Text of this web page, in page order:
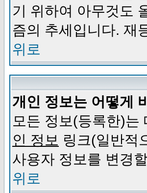
기 위하여 아무것도
즘의 추세입니다. 재
위로
개인 정보는 어떻게
모든 정보(등록한)
인 정보 링크(일반적
사용자 정보를 변경
위로